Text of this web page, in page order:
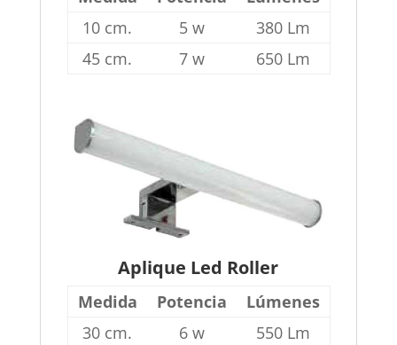
10 cm.
5 w
380 Lm
45 cm.
7 w 650 Lm
Aplique Led Roller
Medida Potencia
Lúmenes
30 cm.
6 w
550 Lm